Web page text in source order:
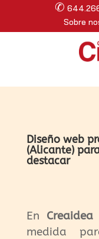
✆
Sobre
Diseño web
(Alicante)
destacar
En Creaidea
medida